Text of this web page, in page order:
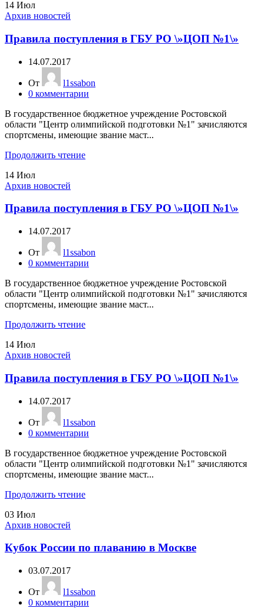
14 Июл
Архив новостей
Правила поступления в ГБУ РО \»ЦОП №1\»
14.07.2017
От
l1ssabon
0 комментарии
В государственное бюджетное учреждение Ростовской
области "Центр олимпийской подготовки №1" зачисляются
спортсмены, имеющие звание маст...
Продолжить чтение
14 Июл
Архив новостей
Правила поступления в ГБУ РО \»ЦОП №1\»
14.07.2017
От
l1ssabon
0 комментарии
В государственное бюджетное учреждение Ростовской
области "Центр олимпийской подготовки №1" зачисляются
спортсмены, имеющие звание маст...
Продолжить чтение
14 Июл
Архив новостей
Правила поступления в ГБУ РО \»ЦОП №1\»
14.07.2017
От
l1ssabon
0 комментарии
В государственное бюджетное учреждение Ростовской
области "Центр олимпийской подготовки №1" зачисляются
спортсмены, имеющие звание маст...
Продолжить чтение
03 Июл
Архив новостей
Кубок России по плаванию в Москве
03.07.2017
От
l1ssabon
0 комментарии